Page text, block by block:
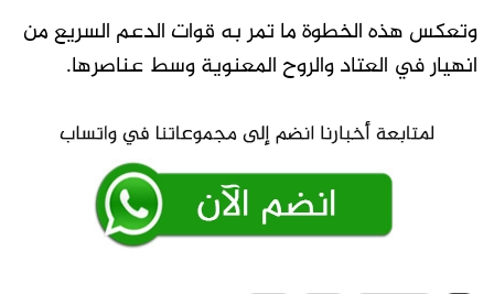
وتعكس هذه الخطوة ما تمر به قوات الدعم السريع من
انهيار في العتاد والروح المعنوية وسط عناصرها.